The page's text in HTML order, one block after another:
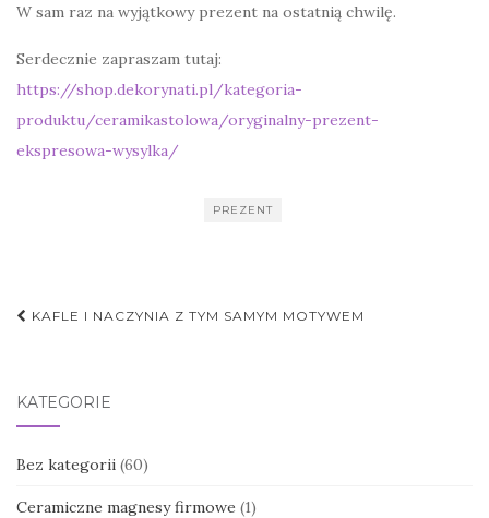
W sam raz na wyjątkowy prezent na ostatnią chwilę.
Serdecznie zapraszam tutaj:
https://shop.dekorynati.pl/kategoria-
produktu/ceramikastolowa/oryginalny-prezent-
ekspresowa-wysylka/
PREZENT
Nawigacja
KAFLE I NACZYNIA Z TYM SAMYM MOTYWEM
KATEGORIE
Bez kategorii (60)
Ceramiczne magnesy firmowe (1)